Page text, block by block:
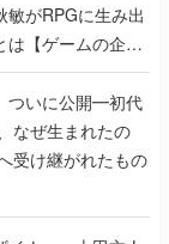
がRPGに生み出
は【ゲームの企画
ついに公開━初代
なぜ生まれたの
受け継がれたもの